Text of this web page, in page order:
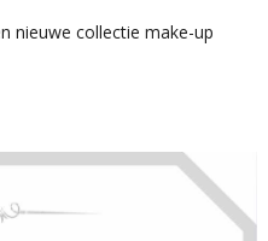
nieuwe collectie make-up